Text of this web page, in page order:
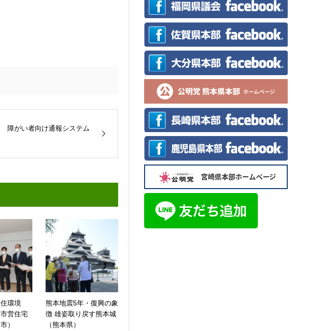
障がい者向け通報システム
環境
営住宅
）
熊本地震5年・復興の象
徴 雄姿取り戻す熊本城
（熊本県）